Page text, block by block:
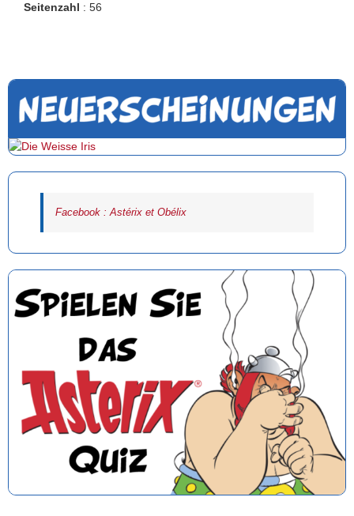
Seitenzahl : 56
Facebook : Astérix et Obélix